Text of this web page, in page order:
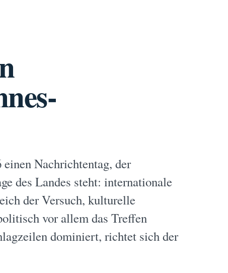
Nachrichtentag, der
des Landes steht: internationale
der Versuch, kulturelle
vor allem das Treffen
dominiert, richtet sich der